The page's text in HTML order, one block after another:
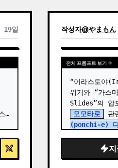
19일 작성자@やまもん
전체 프롬프트 보기
“이라스토야
위기와 “가스
모모타로
관
(ponchi-e) 다